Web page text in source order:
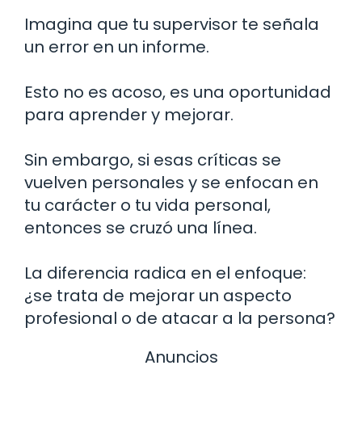
Imagina que tu supervisor te señala
un error en un informe.
Esto no es acoso, es una oportunidad
para aprender y mejorar.
Sin embargo, si esas críticas se
vuelven personales y se enfocan en
tu carácter o tu vida personal,
entonces se cruzó una línea.
La diferencia radica en el enfoque:
¿se trata de mejorar un aspecto
profesional o de atacar a la persona?
Anuncios